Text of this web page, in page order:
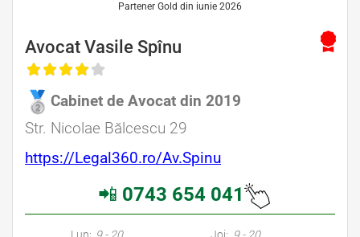
Partener Gold din iunie 2026
Avocat Vasile Spînu
Cabinet de Avocat din 2019
Str. Nicolae Bălcescu 29
https://Legal360.ro/Av.Spinu
📲 0743 654 041
Avocati Galati • Cabinete Avocatura Galati • Avocati Specializati Galati • Avocat Bun Galati • Avocat Galati • Galati Avocat • Avocat Specializat Galati
Lun: 9 - 20
Joi: 9 - 20